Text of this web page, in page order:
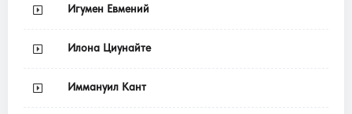
Игумен Евмений
Илона Циунайте
Иммануил Кант